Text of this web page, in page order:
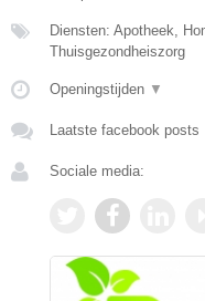
Diensten: Apotheek,
Thuisgezondheiszorg
Openingstijden ▼
Laatste facebook posts
Sociale media: